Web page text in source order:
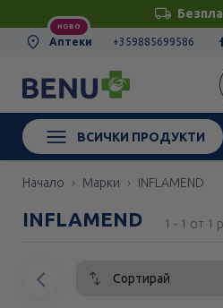
НОВО
Аптеки +359885699586
ВСИЧКИ ПРОДУКТИ
Начало Марки INFLAMEND
INFLAMEND 1 - 1 от 1
Сортирай
Предишен